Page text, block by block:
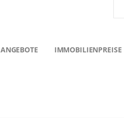
ANGEBOTE IMMOBILIENPREISE